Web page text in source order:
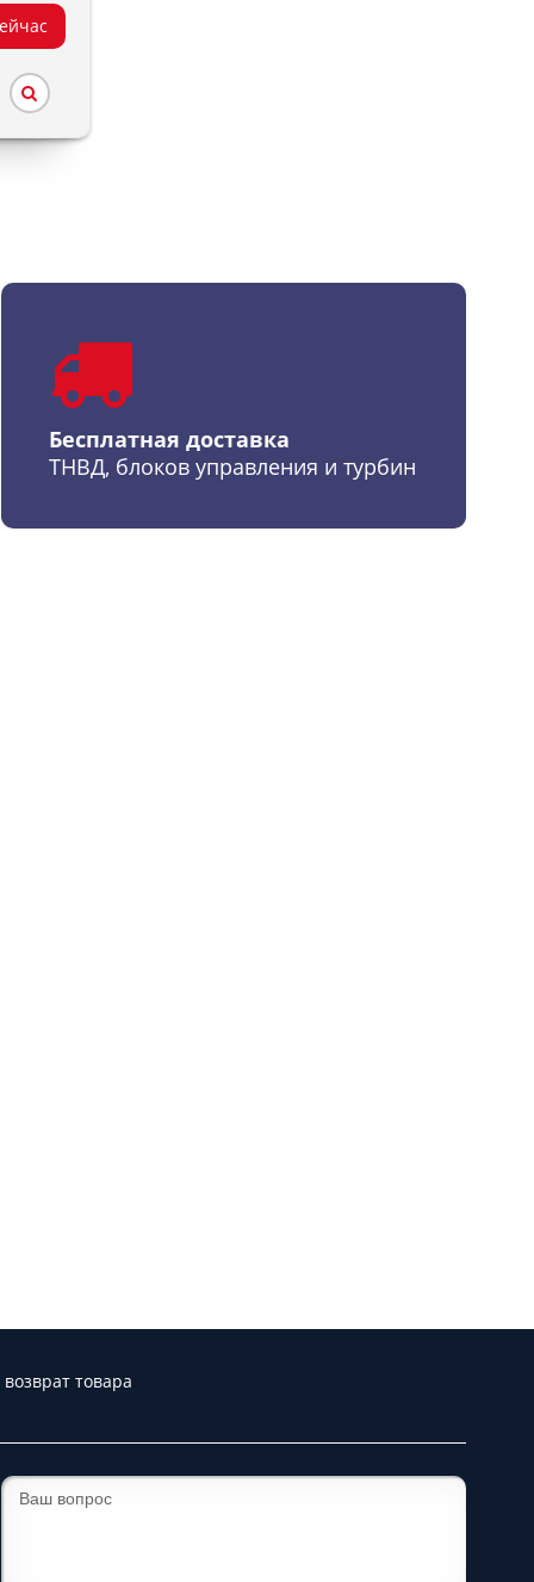
Бесплатная доставка
ТНВД, блоков управления и турбин
товара